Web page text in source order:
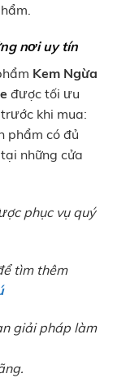
nơi uy tín
Kem Ngừa
được tối ưu
khi mua:
phẩm có đủ
những cửa
phục vụ quý
tìm thêm
giải pháp làm